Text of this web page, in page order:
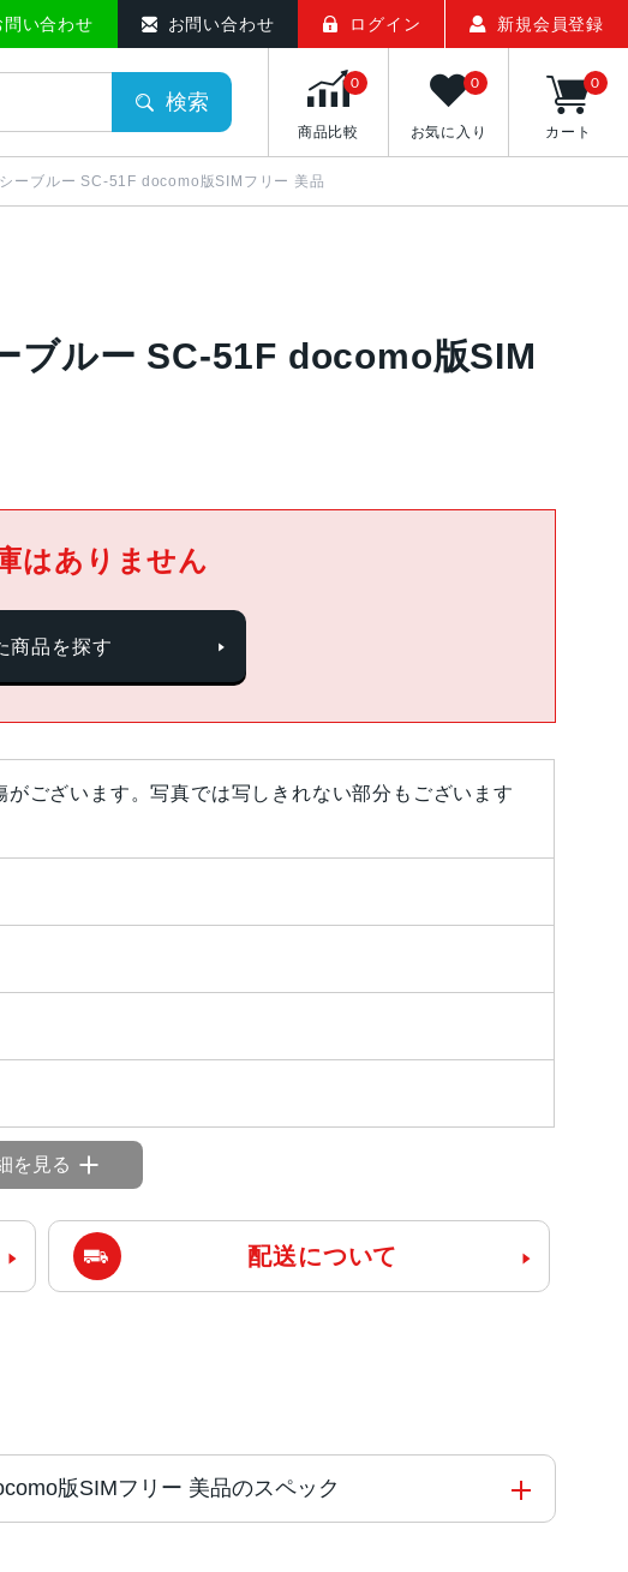
い合わせ お問い合わせ ログイン 新規会員登録
検索
商品比較
0
お気に入り
0
カート
0
ーブルー SC-51F docomo版SIMフリー 美品
ブルー SC-51F docomo版SIM
はありません
商品を探す
ございます。写真では写しきれない部分もございます
を見る
配送について
版SIMフリー 美品のスペック